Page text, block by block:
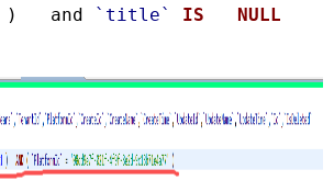
) and `title` IS NULL